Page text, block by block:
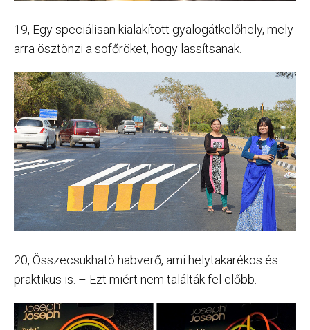
19, Egy speciálisan kialakított gyalogátkelőhely, mely
arra ösztönzi a sofőröket, hogy lassítsanak.
20, Összecsukható habverő, ami helytakarékos és
praktikus is. – Ezt miért nem találták fel előbb.